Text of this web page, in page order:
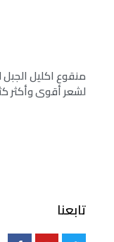
منقوع اكليل
لشعر أقوى وأكثر
تابعنا